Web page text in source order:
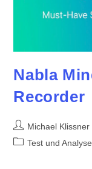
Nabla
Recorder
Beitrags-
Autor:
Michael Klissner
Beitrags-
Test und